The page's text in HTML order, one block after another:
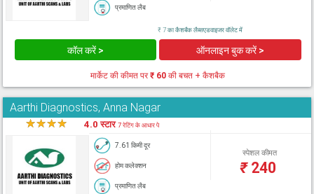
प्रमाणित लैब
₹ 7 का कैशबैक लैब्सएडवाइजर वॉलेट में
कॉल करें > ऑनलाइन बुक करें >
मार्केट की कीमत पर₹ 60 की बचत + कैशबैक
Aarthi Diagnostics, Anna Nagar
★★★★ 4.0 स्टार7 रेटिंग के आधार पे
7.61 किमी दूर
होम कलेक्शन
प्रमाणित लैब
स्पेशल कीमत
₹240